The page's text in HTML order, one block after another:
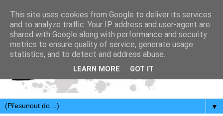
▼
This site uses cookies from Google to deliver its services
and to analyze traffic. Your IP address and user-agent are
shared with Google along with performance and security
metrics to ensure quality of service, generate usage
statistics, and to detect and address abuse.
LEARN MORE GOT IT